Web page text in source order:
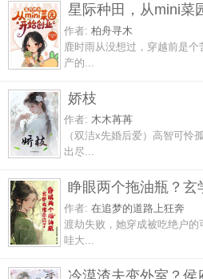
星际种田，从mini菜
作者: 柏舟寻木
鹿时雨从没想过，穿越前是
产的...
娇枝
作者: 木木苒苒
（双洁x先婚后爱）高智可怜
出尽...
睁眼两个拖油瓶？玄
作者: 在追梦的道路上狂奔
渡劫失败，她穿成被吃绝户
哇大...
冷漠渣夫变外室？侯